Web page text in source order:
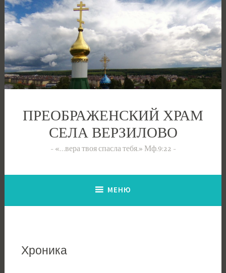
Перейти
к
содержимому
ПРЕОБРАЖЕНСКИЙ ХРАМ
СЕЛА ВЕРЗИЛОВО
«…вера твоя спасла тебя.» Мф.9:22
МЕНЮ
Хроника